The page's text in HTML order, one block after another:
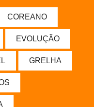
COREANO
EVOLUÇÃO
GRELHA